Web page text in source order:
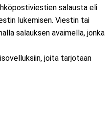
salausta eli
lukemisen. Viestin tai
salauksen avaimella, jonka
joita tarjotaan